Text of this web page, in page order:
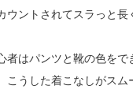
ウントされてスラっと長
者はパンツと靴の色をで
こうした着こなしがスム